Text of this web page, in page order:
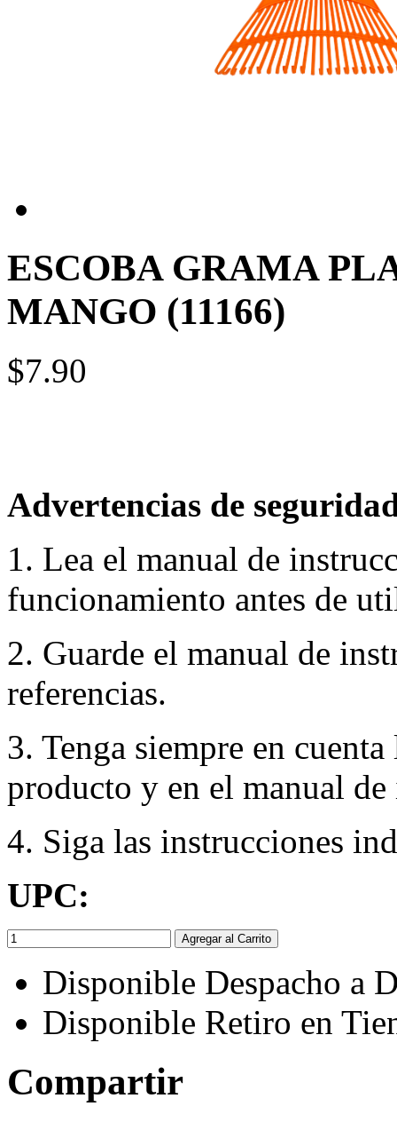
ESCOBA GRAMA
MANGO (11166)
$7.90
Advertencias de
1. Lea el manual de
funcionamiento antes de
2. Guarde el manual de
referencias.
3. Tenga siempre en
producto y en el manual
4. Siga las instrucciones
UPC:
Agregar al Carrito
Disponible Despacho a
Disponible Retiro en
Compartir